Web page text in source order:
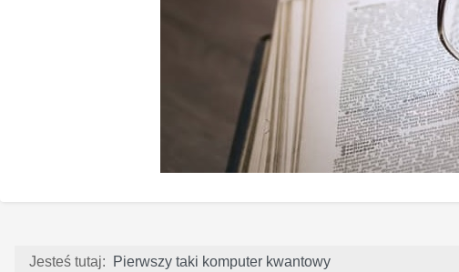
Jesteś tutaj: Pierwszy taki komputer kwantowy